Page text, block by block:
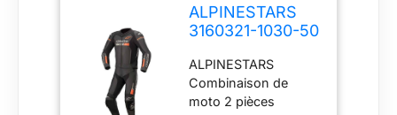
ALPINESTARS
3160321-1030-50
Moto 2 pièces
en Cuir PA
(Polyamide)
ALPINESTARS
Combinaison de
moto 2 pièces